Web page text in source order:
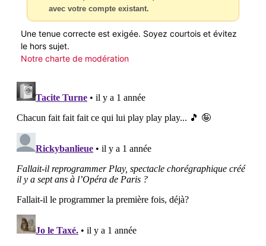
avec votre compte existant.
Une tenue correcte est exigée. Soyez courtois et évitez
le hors sujet.
Notre charte de modération